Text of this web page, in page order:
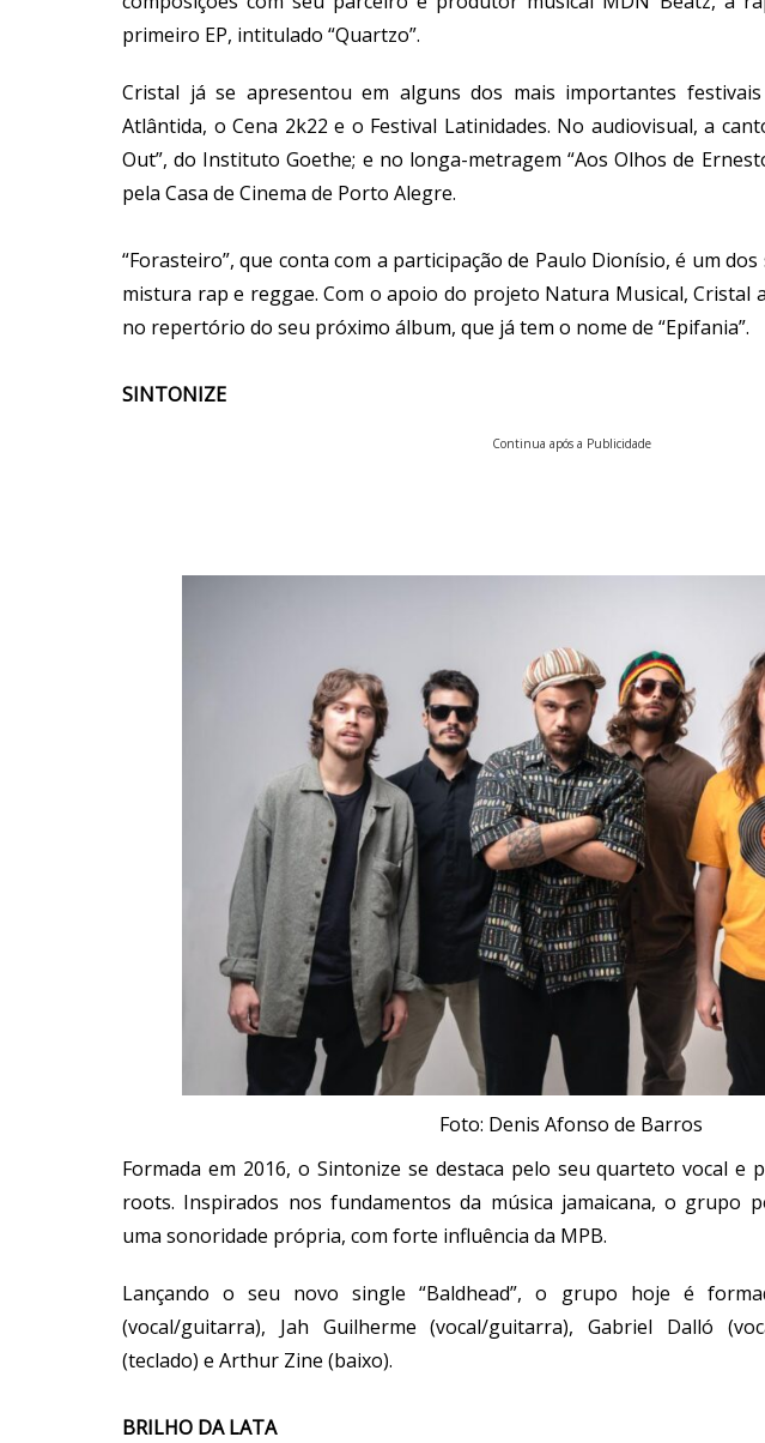
primeiro EP, intitulado “Quartzo”.
Cristal já se apresentou em alguns dos mais importantes
Atlântida, o Cena 2k22 e o Festival Latinidades. No audiovisual, a
Out”, do Instituto Goethe; e no longa-metragem “Aos Olhos de
pela Casa de Cinema de Porto Alegre.
“Forasteiro”, que conta com a participação de Paulo Dionísio, é um
mistura rap e reggae. Com o apoio do projeto Natura Musical, Cristal
no repertório do seu próximo álbum, que já tem o nome de “Epifania”.
SINTONIZE
Continua após a Publicidade
Foto: Denis Afonso de Barros
Formada em 2016, o Sintonize se destaca pelo seu quarteto vocal e
roots. Inspirados nos fundamentos da música jamaicana, o grupo
uma sonoridade própria, com forte influência da MPB.
Lançando o seu novo single “Baldhead”, o grupo hoje é
(vocal/guitarra), Jah Guilherme (vocal/guitarra), Gabriel Dalló
(teclado) e Arthur Zine (baixo).
BRILHO DA LATA